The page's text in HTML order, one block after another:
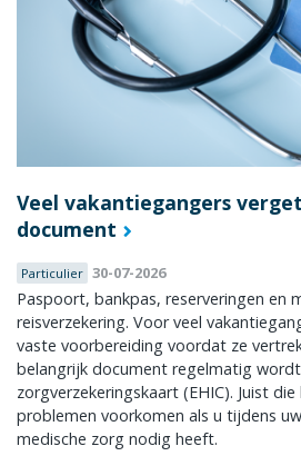
Veel vakantiegangers
document
Particulier 30-07-2026
Paspoort, bankpas, reserveringen en
reisverzekering. Voor veel
vaste voorbereiding voordat ze
belangrijk document regelmatig
zorgverzekeringskaart (EHIC). Juist
problemen voorkomen als u tijdens
medische zorg nodig heeft.